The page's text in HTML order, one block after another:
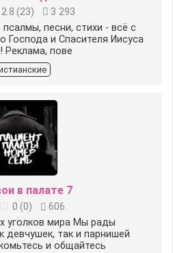
2.8 (23)
3 293
песни, стихи - всё с
Господа и Спасителя Иисуса
Реклама, пове
в палате 7
0 (0)
606
уголков мира Мы рады
девчушек, так и парнишей
и общайтесь